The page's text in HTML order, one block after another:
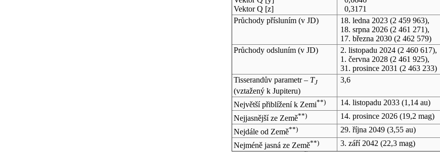
Vektor Q [z]
0,3171
Průchody přísluním (v JD) 18. ledna 2023(2 459 963),
18. srpna 2026(2 461 271),
17. března 2030(2 462 579)
Průchody odsluním (v JD) 2. listopadu 2024(2 460 617),
1. června 2028(2 461 925),
31. prosince 2031 (2 463 233)
Tisserandův parametr – TJ
(vztažený k Jupiteru)
3,6
Největší přiblížení k Zemi**) 14. listopadu 2033(1,14 au)
Nejjasnější ze Země**) 14. prosince 2026(19,2 mag)
Nejdále od Země**) 29. října 2049(3,55 au)
Nejméně jasná ze Země**) 3. září 2042 (22,3 mag)